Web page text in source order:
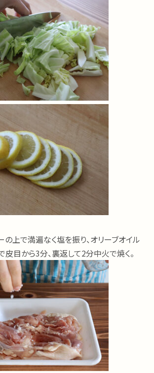
の上で満遍なく塩を振り、オリーブオイル
皮目から3分、裏返して2分中火で焼く。